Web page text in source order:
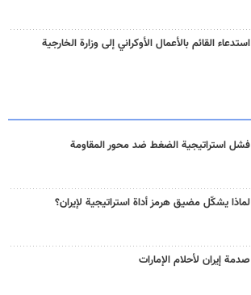
استدعاء القائم بالأعمال الأوكراني إلى وزارة الخارجية
فشل استراتيجية الضغط ضد محور المقاومة
لماذا يشكّل مضيق هرمز أداة استراتيجية لإيران؟
صدمة إيران لأحلام الإمارات